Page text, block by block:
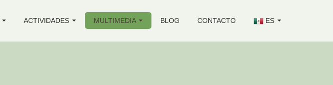
ACTIVIDADES MULTIMEDIA BLOG CONTACTO ES